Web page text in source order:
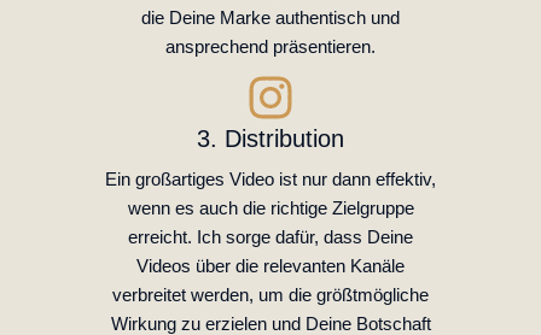
die Deine Marke authentisch und
ansprechend präsentieren.
3. Distribution
Ein großartiges Video ist nur dann effektiv,
wenn es auch die richtige Zielgruppe
erreicht. Ich sorge dafür, dass Deine
Videos über die relevanten Kanäle
verbreitet werden, um die größtmögliche
Wirkung zu erzielen und Deine Botschaft